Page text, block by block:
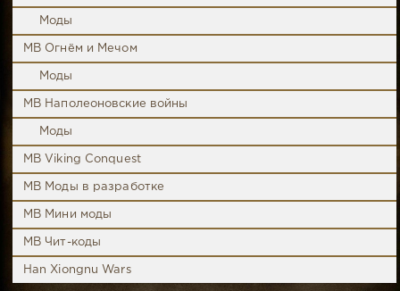
Моды
MB Огнём и Мечом
Моды
MB Наполеоновские войны
Моды
MB Viking Conquest
MB Моды в разработке
MB Мини моды
MB Чит-коды
Han Xiongnu Wars